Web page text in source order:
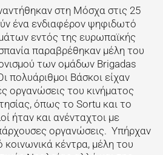
στη Μόσχα στις 25
ένα ενδιαφέρον ψηφιδωτό
εντός της ευρωπαϊκής
παραβρέθηκαν μέλη του
των ομάδων Brigadas
πολυάριθμοι Βάσκοι είχαν
οργανώσεις του κινήματος
όπως το Sortu και το
ήταν και ανένταχτοι με
οργανώσεις. Υπήρχαν
κοινωνικά κέντρα, μέλη του